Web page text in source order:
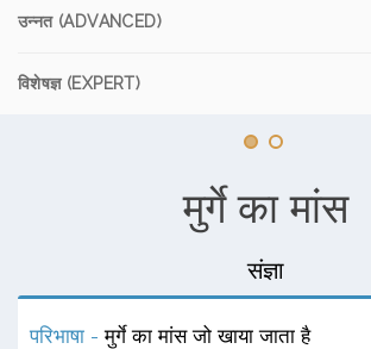
उन्नत (ADVANCED)
विशेषज्ञ (EXPERT)
मुर्गे का मांस
संज्ञा
परिभाषा -मुर्गे का मांस जो खाया जाता है